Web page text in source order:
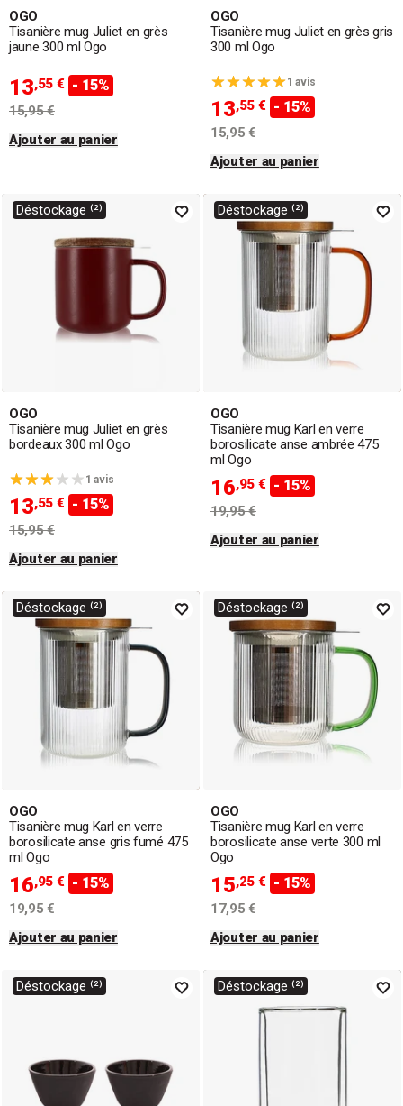
OGO
Tisanière mug Juliet en grès
jaune 300 ml Ogo
13,55 € - 15%
15,95 €
Ajouter au panier
OGO
Tisanière mug Juliet en grès gris
300 ml Ogo
1 avis
13,55 € - 15%
15,95 €
Ajouter au panier
Déstockage ⁽²⁾
OGO
Tisanière mug Juliet en grès
bordeaux 300 ml Ogo
1 avis
13,55 € - 15%
15,95 €
Ajouter au panier
Déstockage ⁽²⁾
OGO
Tisanière mug Karl en verre
borosilicate anse ambrée 475
ml Ogo
16,95 € - 15%
19,95 €
Ajouter au panier
Déstockage ⁽²⁾
OGO
Tisanière mug Karl en verre
borosilicate anse gris fumé 475
ml Ogo
16,95 € - 15%
19,95 €
Ajouter au panier
Déstockage ⁽²⁾
OGO
Tisanière mug Karl en verre
borosilicate anse verte 300 ml
Ogo
15,25 € - 15%
17,95 €
Ajouter au panier
Déstockage ⁽²⁾ Déstockage ⁽²⁾